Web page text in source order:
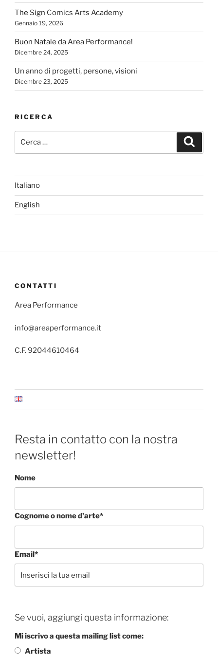
The Sign Comics Arts Academy
Gennaio 19, 2026
Buon Natale da Area Performance!
Dicembre 24, 2025
Un anno di progetti, persone, visioni
Dicembre 23, 2025
RICERCA
Italiano
English
CONTATTI
Area Performance
info@areaperformance.it
C.F. 92044610464
Resta in contatto con la nostra
newsletter!
Nome
Cognome o nome d'arte*
Email*
Se vuoi, aggiungi questa informazione:
Mi iscrivo a questa mailing list come:
Artista